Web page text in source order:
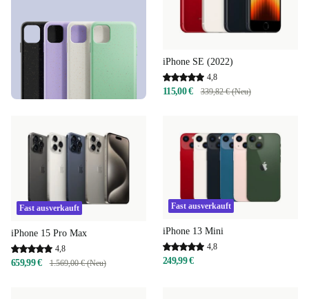
iPhone SE (2022)
4,8
115,00 € 339,82 € (Neu)
Fast ausverkauft
iPhone 15 Pro Max
4,8
659,99 € 1.569,00 € (Neu)
Fast ausverkauft
iPhone 13 Mini
4,8
249,99 €